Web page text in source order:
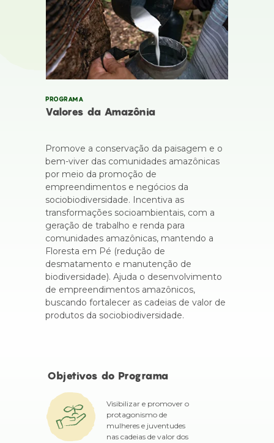
Valores da Amazônia
Promove a conservação da paisagem e o
bem-viver das comunidades amazônicas
por meio da promoção de
empreendimentos e negócios da
sociobiodiversidade. Incentiva as
transformações socioambientais, com a
geração de trabalho e renda para
comunidades amazônicas, mantendo a
Floresta em Pé (redução de
desmatamento e manutenção de
biodiversidade). Ajuda o desenvolvimento
de empreendimentos amazônicos,
buscando fortalecer as cadeias de valor de
produtos da sociobiodiversidade.
PROGRAMA
Objetivos do Programa
Visibilizar e promover o
protagonismo de
mulheres e juventudes
nas cadeias de valor dos